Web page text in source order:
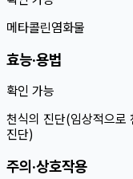
메타콜린염화물
효능·용법
확인 가능
천식의 진단(임상적으로
진단)
주의·상호작용